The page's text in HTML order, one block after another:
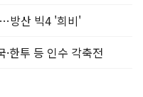
방산 빅4 '희비'
·한투 등 인수 각축전